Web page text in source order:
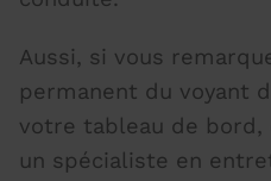
Aussi, si vous
permanent du voyant
votre tableau de bord,
un spécialiste en